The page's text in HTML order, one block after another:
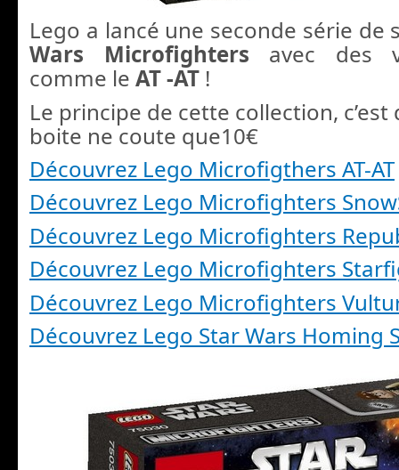
Lego a lancé une seconde série de
Wars Microfighters avec des
comme le AT -AT !
Le principe de cette collection,
boite ne coute que10€
Découvrez Lego Microfigthers AT-AT
Découvrez Lego Microfighters
Découvrez Lego Microfighters
Découvrez Lego Microfighters
Découvrez Lego Microfighters
Découvrez Lego Star Wars Homing